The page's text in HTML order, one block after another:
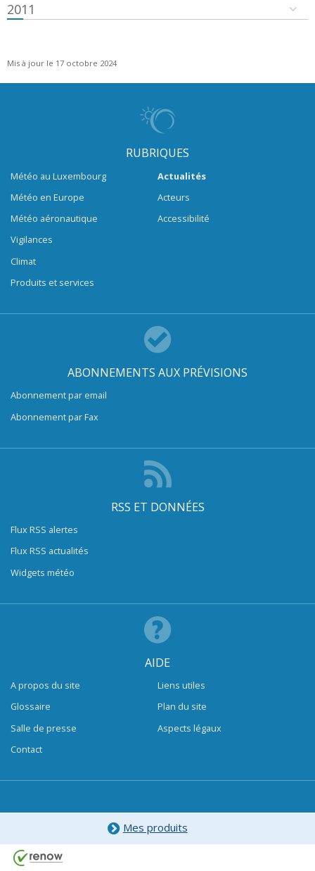
2011
Mis à jour le 17 octobre 2024
RUBRIQUES
Météo au Luxembourg
Météo en Europe
Météo aéronautique
Vigilances
Climat
Produits et services
Actualités
Acteurs
Accessibilité
ABONNEMENTS AUX PRÉVISIONS
Abonnement par email
Abonnement par Fax
RSS ET DONNÉES
Flux RSS alertes
Flux RSS actualités
Widgets météo
AIDE
A propos du site
Glossaire
Salle de presse
Contact
Liens utiles
Plan du site
Aspects légaux
Mes produits